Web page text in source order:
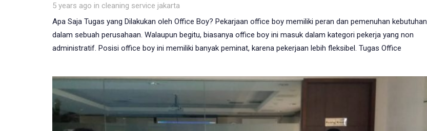
5 years ago in
Tags
cleaning service jakarta
Apa Saja Tugas yang Dilakukan oleh Office Boy? Pekarjaan office boy memiliki peran dan pemenuhan kebutuhan
dalam sebuah perusahaan. Walaupun begitu, biasanya office boy ini masuk dalam kategori pekerja yang non
administratif. Posisi office boy ini memiliki banyak peminat, karena pekerjaan lebih fleksibel. Tugas Office